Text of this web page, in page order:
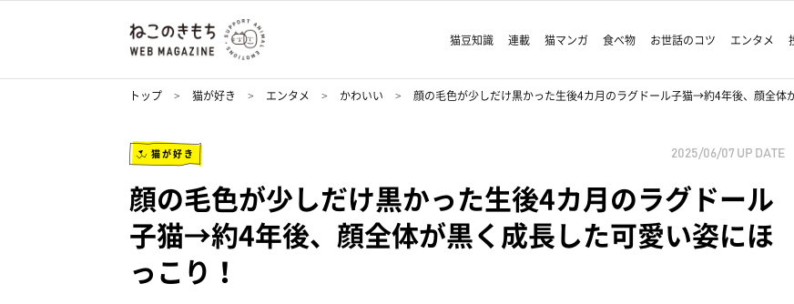
猫豆知識 連載 猫マンガ 食べ物 お世話のコツ エンタメ
トップ 猫が好き エンタメ かわいい 顔の毛色が少しだけ黒かった生後4カ月のラグドール子猫→約4年後、顔全体
猫が好き 2025/06/07 UP DATE
顔の毛色が少しだけ黒かった生後4カ月のラグドール
子猫→約4年後、顔全体が黒く成長した可愛い姿にほ
っこり！